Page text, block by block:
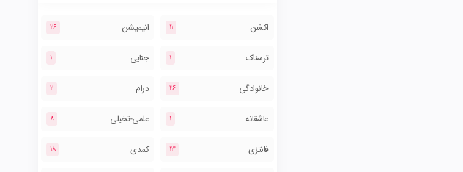
اکشن 11 انیمیشن 26
ترسناک 1 جنایی 1
خانوادگی 26 درام 2
عاشقانه 1 علمی-تخیلی 8
فانتزی 13 کمدی 18